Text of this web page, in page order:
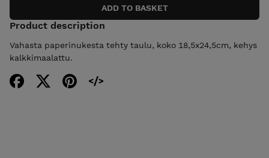
Product description
Vahasta paperinukesta tehty taulu, koko 18,5x24,5cm, kehys
kalkkimaalattu.